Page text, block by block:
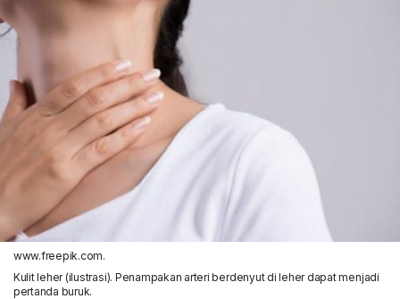
www.freepik.com.
Kulit leher (ilustrasi). Penampakan arteri berdenyut di leher dapat menjadi
pertanda buruk.